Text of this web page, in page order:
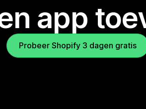
app
Probeer Shopify 3 dagen gratis